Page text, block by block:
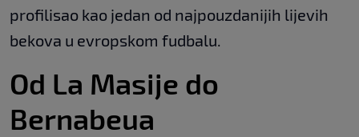
profilisao kao jedan od najpouzdanijih lijevih
bekova u evropskom fudbalu.
Od La Masije do
Bernabeua